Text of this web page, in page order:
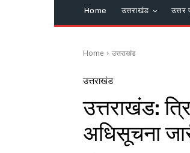
Home उत्तराखंड उत्तर
Home उत्तराखंड
उत्तराखंड
उत्तराखंड:
अधिसूचना